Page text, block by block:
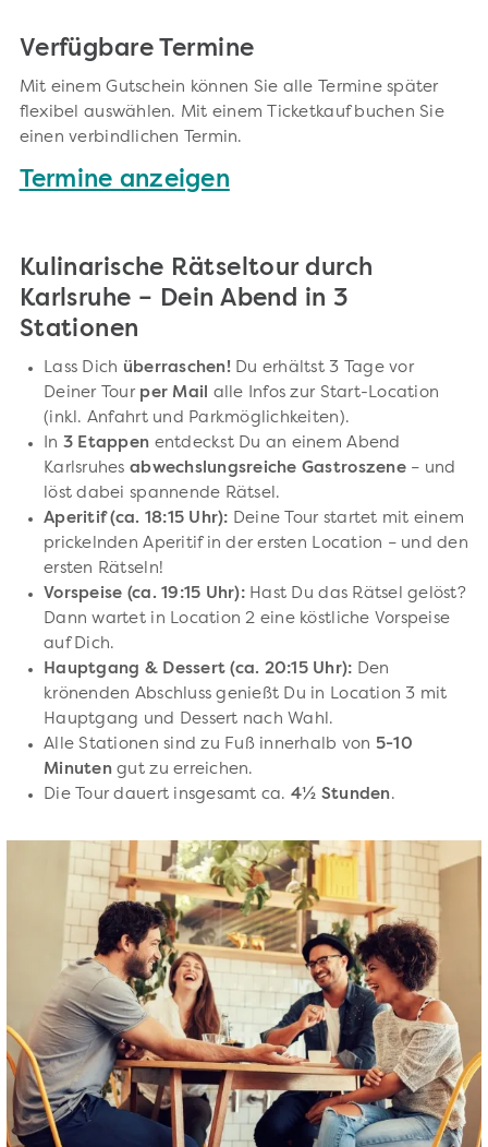
Verfügbare Termine
Mit einem Gutschein können Sie alle Termine später
flexibel auswählen. Mit einem Ticketkauf buchen Sie
einen verbindlichen Termin.
Termine anzeigen
Kulinarische Rätseltour durch
Karlsruhe – Dein Abend in 3
Stationen
Lass Dich überraschen!Du erhältst 3 Tage vor
Deiner Tour per Mail
alle Infos zur Start-Location
(inkl. Anfahrt und Parkmöglichkeiten).
In 3 Etappen entdeckst Du an einem Abend
Karlsruhesabwechslungsreiche Gastroszene– und
löst dabei spannende Rätsel.
Aperitif (ca. 18:15 Uhr): Deine Tour startet mit einem
prickelnden Aperitif in der ersten Location – und den
ersten Rätseln!
Vorspeise (ca. 19:15 Uhr):Hast Du das Rätsel gelöst?
Dann wartet in Location 2 eine köstliche Vorspeise
auf Dich.
Hauptgang & Dessert (ca. 20:15 Uhr): Den
krönenden Abschluss genießt Du in Location 3 mit
Hauptgang und Dessert nach Wahl.
Alle Stationen sind zu Fuß innerhalb von 5-10
Minutengut zu erreichen.
Die Tour dauert insgesamt ca. 4½ Stunden.